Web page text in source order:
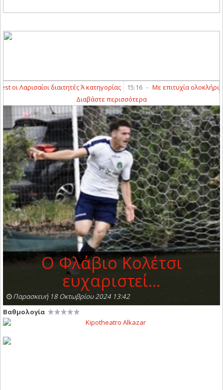
διαιτητές Ά κατηγορίας 15:16 - Με επιτυχία ολοκλήρωσαν
Διαβάστε περισσότερα
Ο Φλάβιο Κολέτσι
ευχαριστεί…
Παρασκευή 18 Οκτωβρίου 2024 13:42
Βαθμολογία